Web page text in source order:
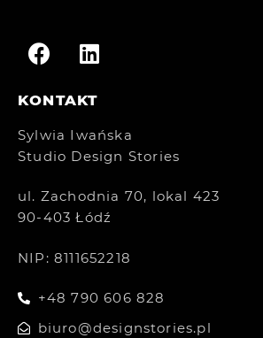
KONTAKT
Sylwia Iwańska
Studio Design Stories
ul. Zachodnia 70, lokal 423
90-403 Łódź
NIP: 8111652218
+48 790 606 828
biuro@designstories.pl